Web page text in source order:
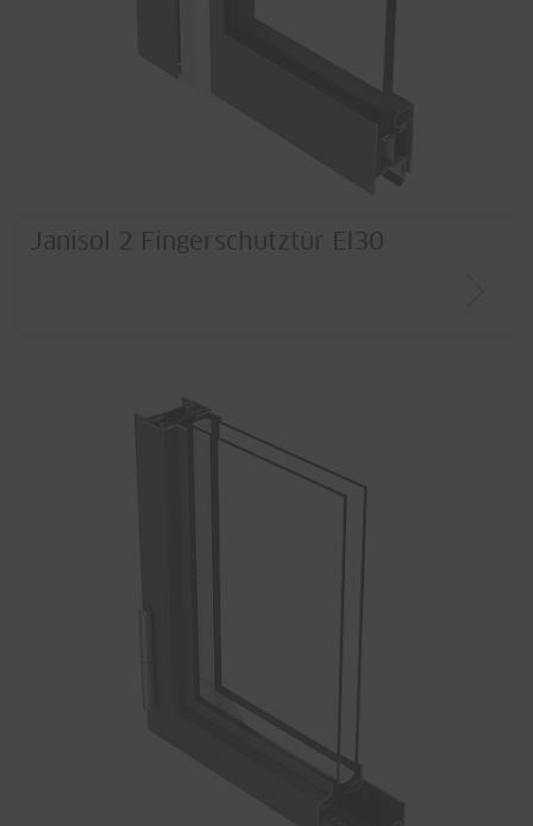
Janisol 2 Fingerschutztür EI30